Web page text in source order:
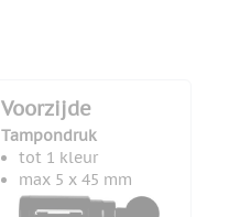
Voorzijde
Tampondruk
tot 1 kleur
max 5 x 45 mm